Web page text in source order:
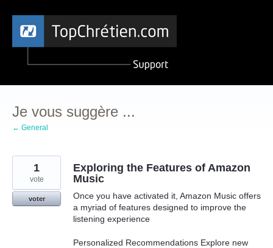
Aller
contenu
Je vous suggère ...
← General
Exploring the Features of Amazon
Music
Once you have activated it, Amazon Music offers
a myriad of features designed to improve the
listening experience
Personalized Recommendations Explore new
1
vote
voter